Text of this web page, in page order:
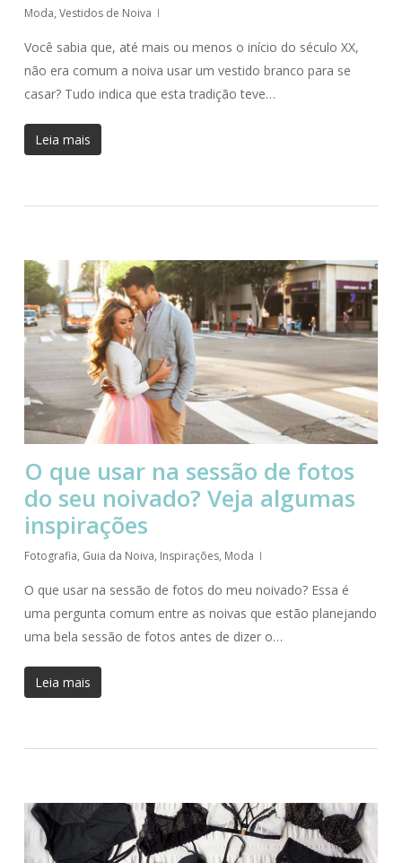
Moda, Vestidos de Noiva
Você sabia que, até mais ou menos o início do século XX,
não era comum a noiva usar um vestido branco para se
casar? Tudo indica que esta tradição teve…
Leia mais
O que usar na sessão de fotos
do seu noivado? Veja algumas
inspirações
Fotografia, Guia da Noiva, Inspirações, Moda
O que usar na sessão de fotos do meu noivado? Essa é
uma pergunta comum entre as noivas que estão planejando
uma bela sessão de fotos antes de dizer o…
Leia mais